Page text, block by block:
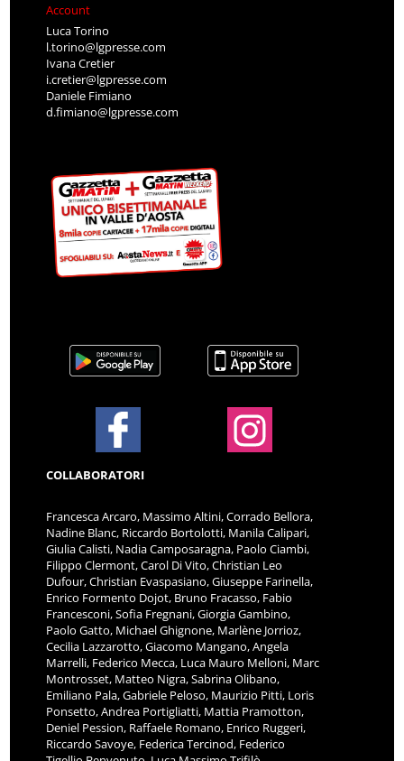
Account
Luca Torino
l.torino@lgpresse.com
Ivana Cretier
i.cretier@lgpresse.com
Daniele Fimiano
d.fimiano@lgpresse.com
COLLABORATORI
Francesca Arcaro, Massimo Altini, Corrado Bellora,
Nadine Blanc, Riccardo Bortolotti, Manila Calipari,
Giulia Calisti, Nadia Camposaragna, Paolo Ciambi,
Filippo Clermont, Carol Di Vito, Christian Leo
Dufour, Christian Evaspasiano, Giuseppe Farinella,
Enrico Formento Dojot, Bruno Fracasso, Fabio
Francesconi, Sofia Fregnani, Giorgia Gambino,
Paolo Gatto, Michael Ghignone, Marlène Jorrioz,
Cecilia Lazzarotto, Giacomo Mangano, Angela
Marrelli, Federico Mecca, Luca Mauro Melloni, Marc
Montrosset, Matteo Nigra, Sabrina Olibano,
Emiliano Pala, Gabriele Peloso, Maurizio Pitti, Loris
Ponsetto, Andrea Portigliatti, Mattia Pramotton,
Deniel Pession, Raffaele Romano, Enrico Ruggeri,
Riccardo Savoye, Federica Tercinod, Federico